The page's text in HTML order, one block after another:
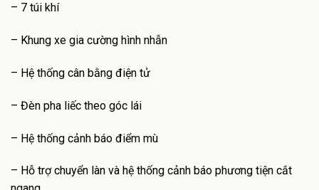
– 7 túi khí
– Khung xe gia cường hình nhẫn
– Hệ thống cân bằng điện tử
– Đèn pha liếc theo góc lái
– Hệ thống cảnh báo điểm mù
– Hỗ trợ chuyển làn và hệ thống cảnh báo phương tiện cắt